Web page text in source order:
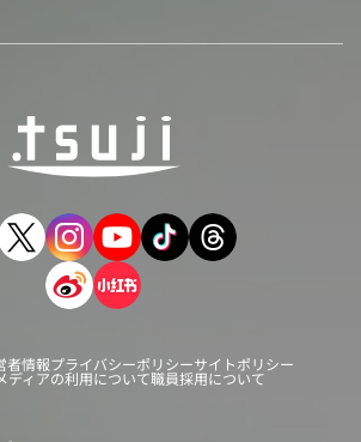
者情報プライバシーポリシーサイトポリシー
ディアの利用について職員採用について